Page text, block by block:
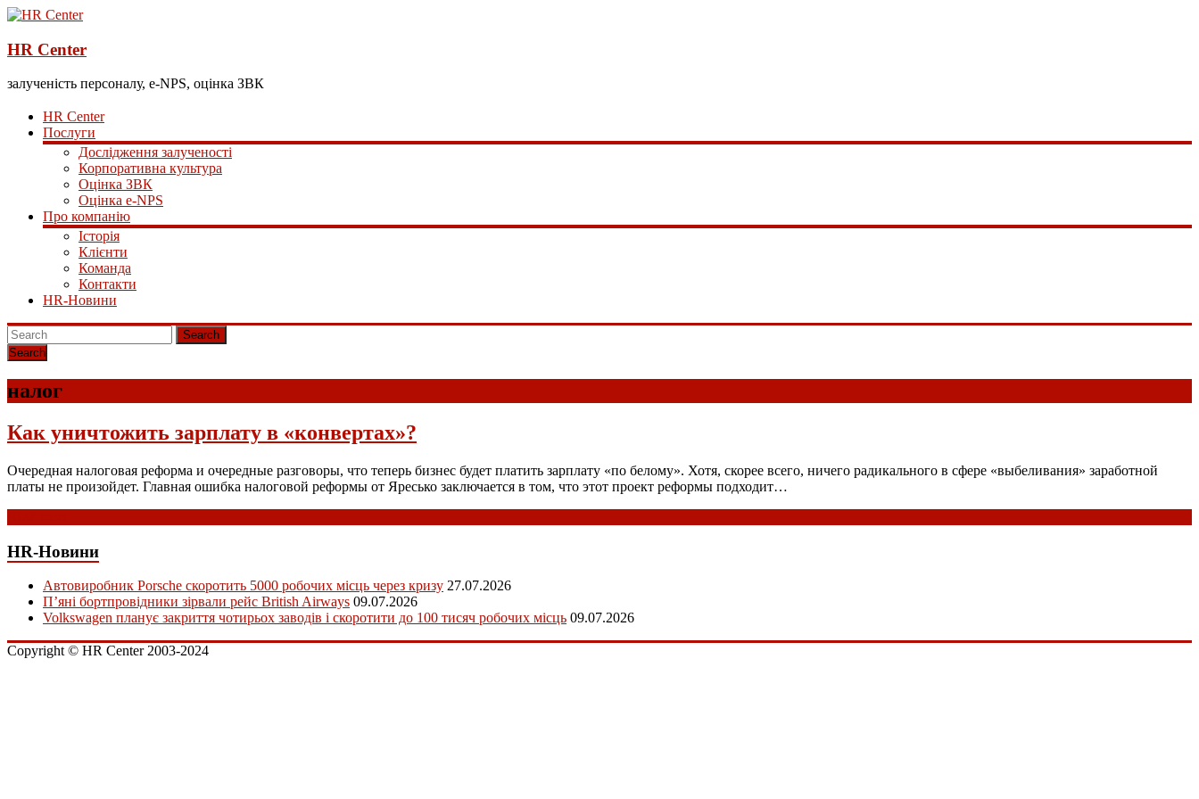
HR Center
залученість персоналу, e-NPS, оцінка ЗВК
HR Center
Послуги
Дослідження залученості
Корпоративна культура
Оцінка ЗВК
Оцінка e-NPS
Про компанію
Історія
Клієнти
Команда
Контакти
HR-Новини
Search
налог
Как уничтожить зарплату в «конвертах»?
Очередная налоговая реформа и очередные разговоры, что теперь бизнес будет платить зарплату «по белому». Хотя, скорее всего, ничего радикального в сфере «выбеливания» заработной
платы не произойдет. Главная ошибка налоговой реформы от Яресько заключается в том, что этот проект реформы подходит…
HR-Новини
Автовиробник Porsche скоротить 5000 робочих місць через кризу 27.07.2026
П’яні бортпровідники зірвали рейс British Airways 09.07.2026
Volkswagen планує закриття чотирьох заводів і скоротити до 100 тисяч робочих місць 09.07.2026
Copyright © HR Center 2003-2024